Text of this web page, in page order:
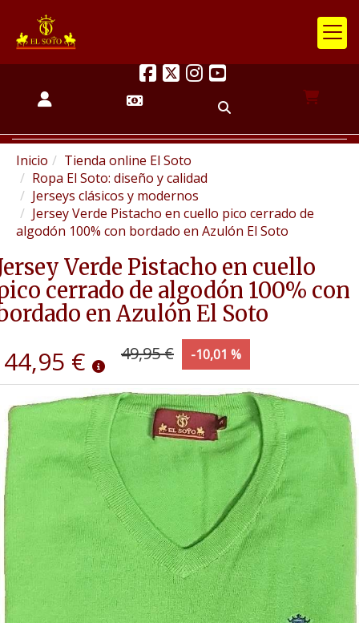
Inicio
Tienda online El Soto
Ropa El Soto: diseño y calidad
Jerseys clásicos y modernos
Jersey Verde Pistacho en cuello pico cerrado de
algodón 100% con bordado en Azulón El Soto
Verde Pistacho en cuello
cerrado de algodón 100% con
en Azulón El Soto
44,95 € 49,95 € -10,01 %